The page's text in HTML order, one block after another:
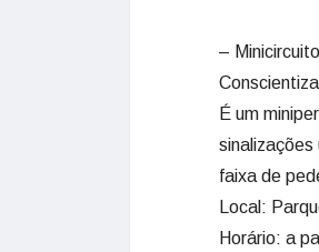
–
É um
faixa de
Local:
Horário: a